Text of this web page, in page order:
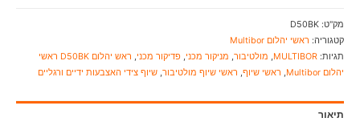
מק"ט: D50BK
קטגוריה: ראשי יהלום Multibor
תגיות: MULTIBOR
, מולטיבור, מניקור מכני, פדיקור מכני,
ראש יהלום D50BK ראשי
יהלום Multibor
, ראשי שיוף, ראשי שיוף מולטיבור, שיוף צידי האצבעות ידיים ורגליים
תיאור